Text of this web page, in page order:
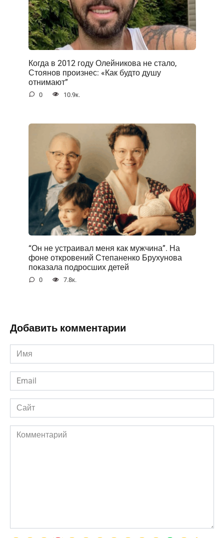
Когда в 2012 году Олейникова не стало,
Стоянов произнес: «Как будто душу
отнимают”
0 10.9к.
“Он не устраивал меня как мужчина”. На
фоне открoвений Степаненко Брухунова
показала подросших детей
0 7.8к.
Добавить комментарии
Имя
*
Email
*
Сайт
Комментарий